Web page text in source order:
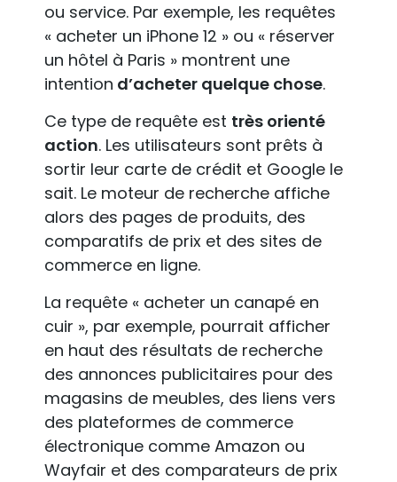
ou service. Par exemple, les requêtes
« acheter un iPhone 12 » ou « réserver
un hôtel à Paris » montrent une
intention d’acheter quelque chose.
Ce type de requête est très orienté
action. Les utilisateurs sont prêts à
sortir leur carte de crédit et Google le
sait. Le moteur de recherche affiche
alors des pages de produits, des
comparatifs de prix et des sites de
commerce en ligne.
La requête « acheter un canapé en
cuir », par exemple, pourrait afficher
en haut des résultats de recherche
des annonces publicitaires pour des
magasins de meubles, des liens vers
des plateformes de commerce
électronique comme Amazon ou
Wayfair et des comparateurs de prix